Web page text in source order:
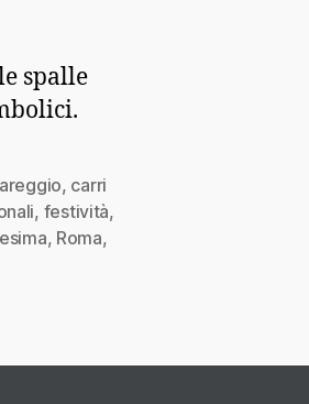
spalle
, carri
, festività,
, Roma,